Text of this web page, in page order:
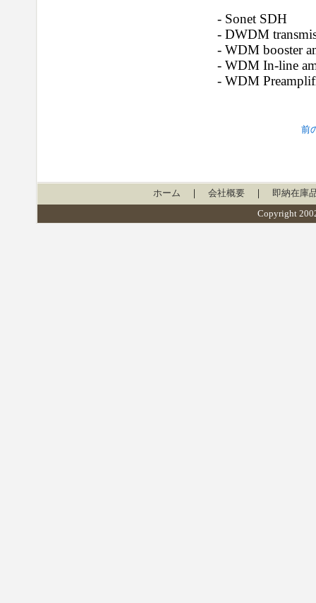
- Sonet SDH
- DWDM
- WDM booster
- WDM In-line
- WDM
前
ホーム 会社概要 即納在庫
Copyright